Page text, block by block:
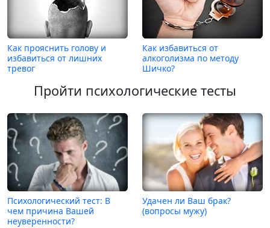
Как прояснить голову и
избавиться от лишних
тревог
Как избавиться от
алкоголизма по методу
Шичко?
Пройти психологические тесты
Психологический тест: В
чем причина Вашей
неуверенности?
Удачен ли Ваш брак?
(вопросы мужу)